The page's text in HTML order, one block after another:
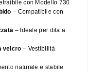
con Modello 730
– Compatibile con
– Ideale per dita a
velcro – Vestibilità
naturale e stabile